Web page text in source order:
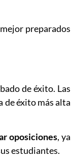
preparados
de éxito. Las
de éxito más alta
oposiciones, ya
estudiantes.